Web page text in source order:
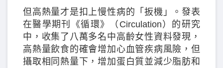
但高熱量才是扣上慢性病的「扳機」。發表
在醫學期刊《循環》（Circulation）的研究
中，收集了八萬多名中高齡女性資料發現，
高熱量飲食的確會增加心血管疾病風險，但
攝取相同熱量下，增加蛋白質並減少脂肪和